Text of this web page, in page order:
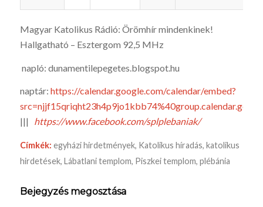
Magyar Katolikus Rádió: Örömhír mindenkinek!
Hallgatható – Esztergom 92,5 MHz
napló: dunamentilepegetes.blogspot.hu
naptár: https://calendar.google.com/calendar/embed?
||| https://www.facebook.com/splplebaniak/
Címkék: egyházi hirdetmények, Katolikus híradás, katolikus
hirdetések, Lábatlani templom, Piszkei templom, plébánia
Bejegyzés megosztása